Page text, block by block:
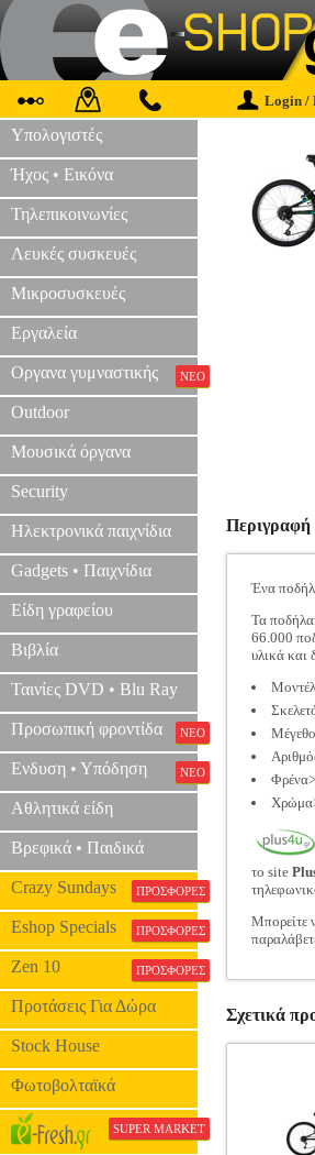
Login /
Υπολογιστές
Ήχος • Εικόνα
Τηλεπικοινωνίες
Λευκές συσκευές
Μικροσυσκευές
Εργαλεία
Οργανα γυμναστικής ΝΕΟ
Outdoor
Μουσικά όργανα
Security
Ηλεκτρονικά παιχνίδια
Gadgets • Παιχνίδια
Είδη γραφείου
Βιβλία
Ταινίες DVD • Blu Ray
Προσωπική φροντίδα ΝΕΟ
Ενδυση • Υπόδηση ΝΕΟ
Αθλητικά είδη
Βρεφικά • Παιδικά
Crazy Sundays ΠΡΟΣΦΟΡΕΣ
Eshop Specials ΠΡΟΣΦΟΡΕΣ
Zen 10 ΠΡΟΣΦΟΡΕΣ
Προτάσεις Για Δώρα
Stock House
Φωτοβολταϊκά
SUPER MARKET
Περιγραφή
Ένα
Τα
66.000
υλικά και
το site
Μπορείτε
Σχετικά